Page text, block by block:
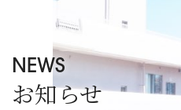
オープンキャンパス
NEWS
お知らせ